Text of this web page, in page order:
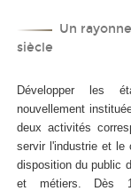
Un
siècle
Développer les
nouvellement
deux activités
servir l'industrie et le
disposition du public
et métiers. Dès